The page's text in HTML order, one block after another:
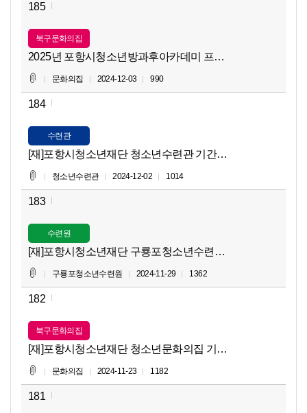
185
북구문화의집
2025년 포항시청소년방과후아카데미 프로그램 강사 인력풀
문화의집 2024-12-03 990
184
수련관
[재]포항시청소년재단 청소년수련관 기간제근로자(환경정
청소년수련관 2024-12-02 1014
183
수련원
[재]포항시청소년재단 구룡포청소년수련원 기간제근로자(
구룡포청소년수련원 2024-11-29 1362
182
북구문화의집
[재]포항시청소년재단 청소년문화의집 기간제근로자(환경
문화의집 2024-11-23 1182
181